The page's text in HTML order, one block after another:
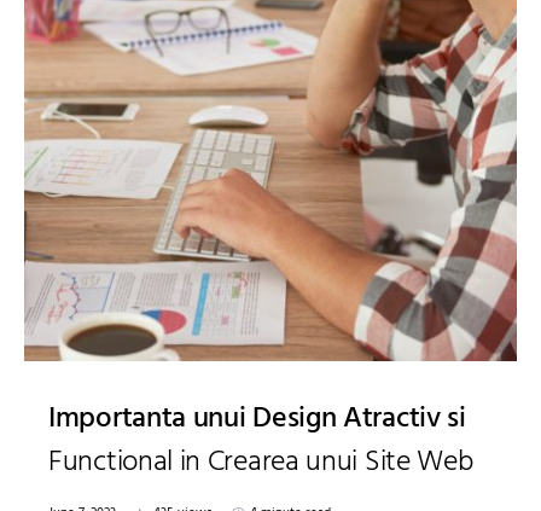
Importanta unui Design Atractiv si
Functional in Crearea unui Site Web